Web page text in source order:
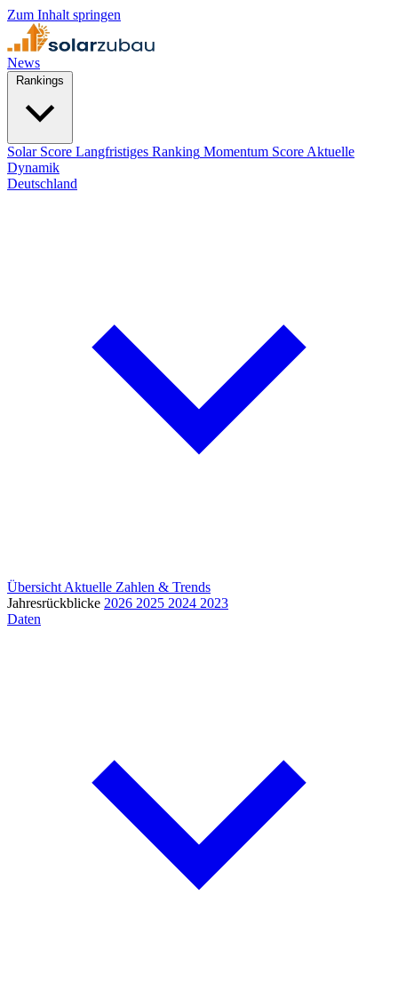
Zum Inhalt springen
News
Solar Score Langfristiges Ranking Momentum Score Aktuelle
Dynamik
Deutschland
Übersicht Aktuelle Zahlen & Trends
Jahresrückblicke 2026 2025 2024 2023
Daten